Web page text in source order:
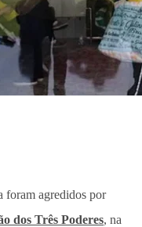
foram agredidos por
dos Três Poderes, na